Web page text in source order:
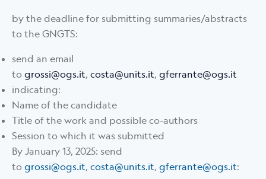
by the deadline for submitting summaries/abstracts
to the GNGTS:
send an email
to grossi@ogs.it, costa@units.it, gferrante@ogs.it
indicating:
Name of the candidate
Title of the work and possible co-authors
Session to which it was submitted
By January 13, 2025: send
to grossi@ogs.it, costa@units.it, gferrante@ogs.it: